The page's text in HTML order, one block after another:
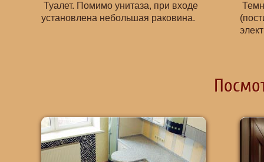
Туалет. Помимо унитаза, при входе
установлена небольшая раковина.